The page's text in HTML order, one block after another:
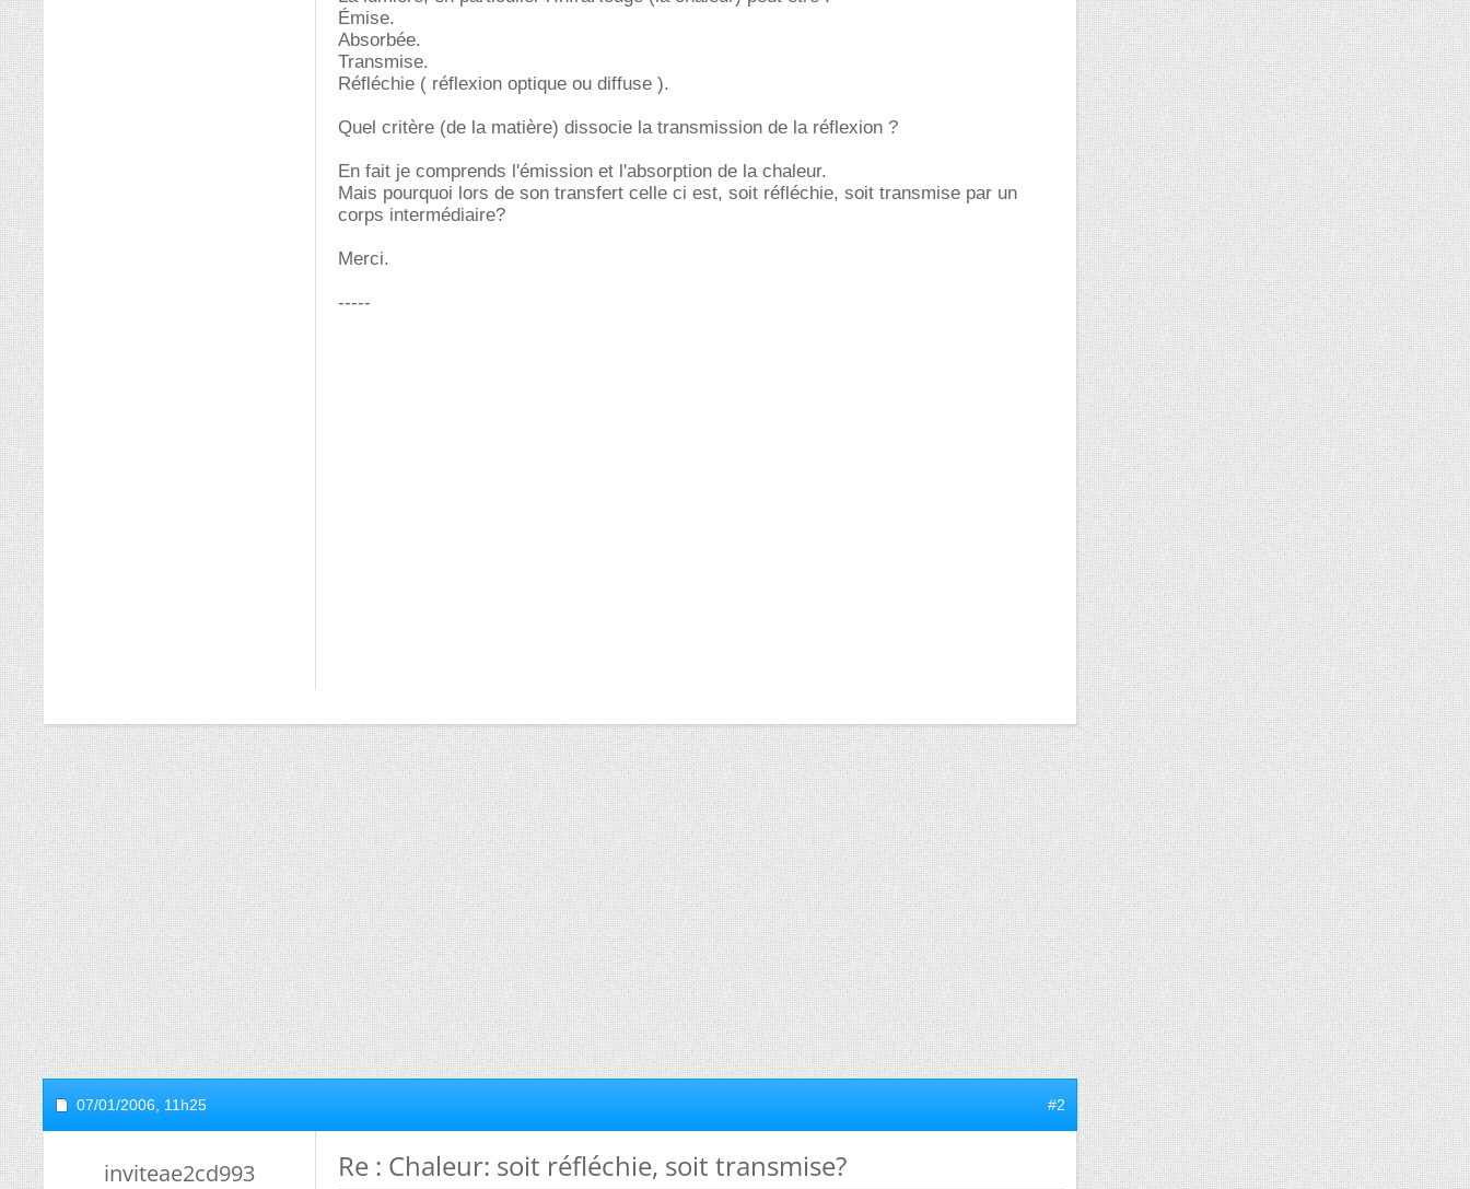
Émise.
Absorbée.
Transmise.
Réfléchie ( réflexion optique ou diffuse ).
Quel critère (de la matière) dissocie la transmission de la réflexion ?
En fait je comprends l'émission et l'absorption de la chaleur.
Mais pourquoi lors de son transfert celle ci est, soit réfléchie, soit transmise par un
corps intermédiaire?
Merci.
-----
07/01/2006, 11h25 #2
inviteae2cd993 Re : Chaleur: soit réfléchie, soit transmise?